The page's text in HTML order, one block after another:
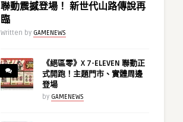
聯動震撼登場！ 新世代山路傳說再
臨
Written by GAMENEWS
《絕區零》X 7-ELEVEN 聯動正
式開跑！主題門市、實體周邊
登場
by GAMENEWS